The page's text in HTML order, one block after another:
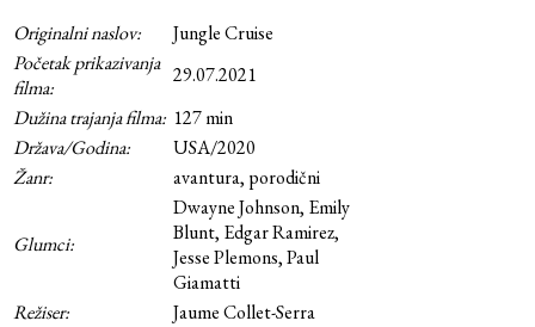
Originalni naslov:
Jungle Cruise
Početak prikazivanja
filma:
29.07.2021
Dužina trajanja filma: 127 min
Država/Godina:
USA/2020
Žanr:
avantura, porodični
Glumci:
Dwayne Johnson, Emily
Blunt, Edgar Ramirez,
Jesse Plemons, Paul
Giamatti
Režiser:
Jaume Collet-Serra